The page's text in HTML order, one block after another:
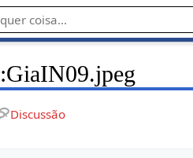
:GiaIN09.jpeg
Discussão